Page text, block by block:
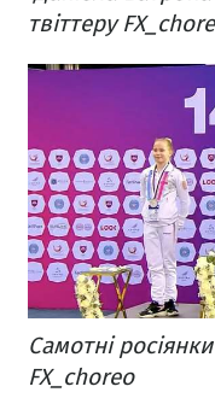
твіттеру
Самотні
FX_choreo